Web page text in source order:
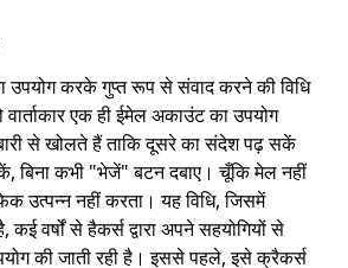
उपयोग करके गुप्त रूप से संवाद करने की विधि
वार्ताकार एक ही ईमेल अकाउंट का उपयोग
से खोलते हैं ताकि दूसरे का संदेश पढ़ सकें
बिना कभी "भेजें" बटन दबाए। चूँकि मेल नहीं
उत्पन्न नहीं करता। यह विधि, जिसमें
कई वर्षों से हैकर्स द्वारा अपने सहयोगियों से
की जाती रही है। इससे पहले, इसे क्रैकर्स